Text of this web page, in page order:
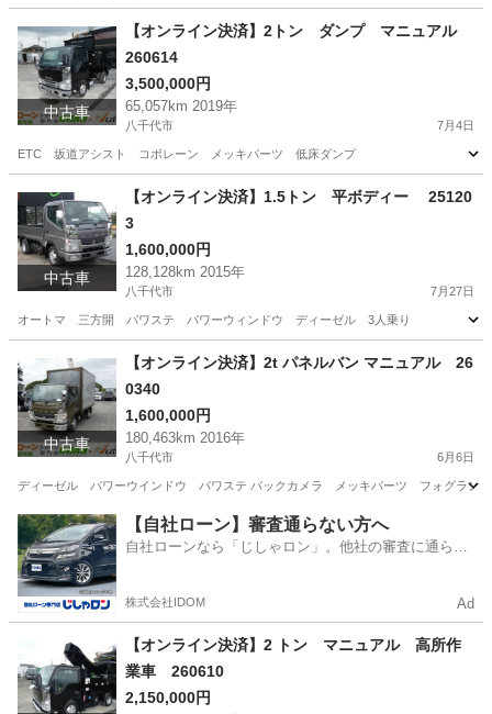
その他 エルフ
中古車
【オンライン決済】2トン ダンプ マニュアル
260614
3,500,000円
65,057km 2019年
八千代市 7月4日
ETC 坂道アシスト コボレーン メッキパーツ 低床ダンプ
その他
中古車
【オンライン決済】1.5トン 平ボディー 25120
3
1,600,000円
128,128km 2015年
八千代市 7月27日
オートマ 三方開 パワステ パワーウィンドウ ディーゼル 3人乗り
その他 ディーゼル
中古車
【オンライン決済】2t パネルバン マニュアル 26
0340
1,600,000円
180,463km 2016年
八千代市 6月6日
ディーゼル パワーウインドウ パワステ バックカメラ メッキパーツ フォグラン
千葉 八千代市 三菱 パネルバン
【自社ローン】審査通らない方へ
自社ローンなら「じしゃロン」。他社の審査に通らな
株式会社IDOM Ad
【オンライン決済】2 トン マニュアル 高所作
業車 260610
2,150,000円